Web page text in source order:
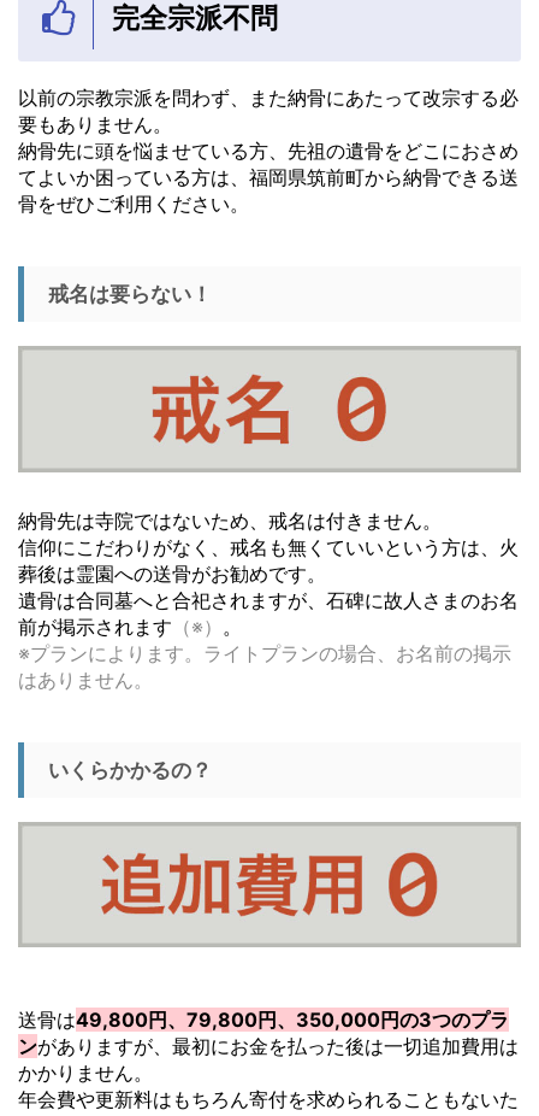
完全宗派不問
以前の宗教宗派を問わず、また納骨にあたって改宗する必
要もありません。
納骨先に頭を悩ませている方、先祖の遺骨をどこにおさめ
てよいか困っている方は、福岡県筑前町から納骨できる送
骨をぜひご利用ください。
戒名は要らない！
納骨先は寺院ではないため、戒名は付きません。
信仰にこだわりがなく、戒名も無くていいという方は、火
葬後は霊園への送骨がお勧めです。
遺骨は合同墓へと合祀されますが、石碑に故人さまのお名
前が掲示されます （※） 。
※プランによります。ライトプランの場合、お名前の掲示
はありません。
いくらかかるの？
送骨は49,800円、79,800円、350,000円の3つのプラ
ンがありますが、最初にお金を払った後は一切追加費用は
かかりません。
年会費や更新料はもちろん寄付を求められることもないた